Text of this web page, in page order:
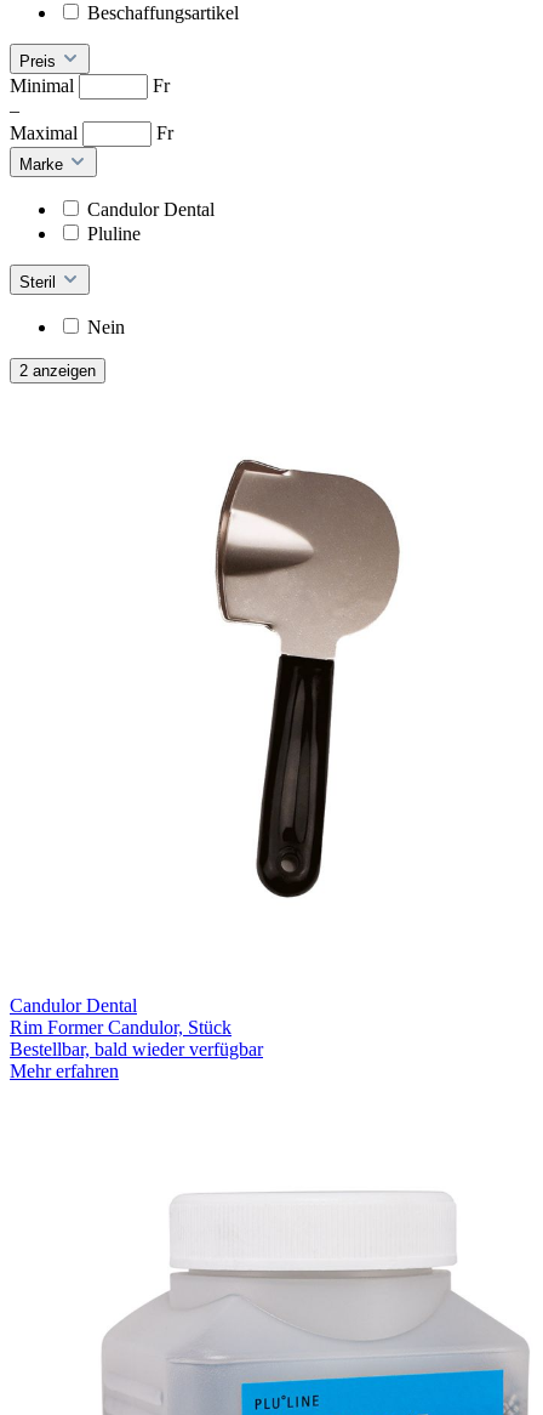
Beschaffungsartikel
Preis
Minimal
Fr
–
Maximal
Fr
Marke
Candulor Dental
Pluline
Steril
Nein
2 anzeigen
Candulor Dental
Rim Former Candulor, Stück
Bestellbar, bald wieder verfügbar
Mehr erfahren